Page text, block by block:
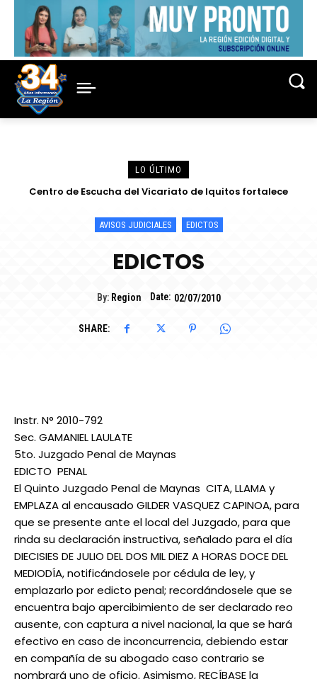
LO ÚLTIMO
Centro de Escucha del Vicariato de Iquitos fortalece
AVISOS JUDICIALES EDICTOS
EDICTOS
By: Region Date: 02/07/2010
SHARE:
Instr. N° 2010-792
Sec. GAMANIEL LAULATE
5to. Juzgado Penal de Maynas
EDICTO PENAL
El Quinto Juzgado Penal de Maynas CITA, LLAMA y
EMPLAZA al encausado GILDER VASQUEZ CAPINOA, para
que se presente ante el local del Juzgado, para que
rinda su declaración instructiva, señalado para el día
DIECISIES DE JULIO DEL DOS MIL DIEZ A HORAS DOCE DEL
MEDIODÍA, notificándosele por cédula de ley, y
emplazarlo por edicto penal; recordándosele que se
encuentra bajo apercibimiento de ser declarado reo
ausente, con captura a nivel nacional, la que se hará
efectivo en caso de inconcurrencia, debiendo estar
en compañía de su abogado caso contrario se
nombrará uno de oficio. Asimismo, RECÍBASE la